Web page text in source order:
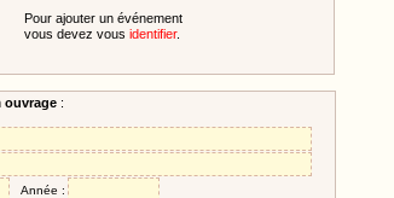
Pour ajouter un événement
vous devez vous identifier.
ouvrage :
Année :